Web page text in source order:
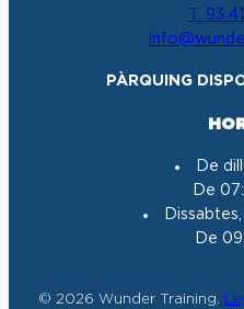
o
o
T. 93
PÀRQUING
De
De
De
© 2026 Wunder Training.